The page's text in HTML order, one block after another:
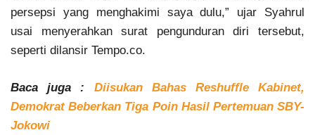
persepsi yang menghakimi saya dulu,” ujar Syahrul
usai menyerahkan surat pengunduran diri tersebut,
seperti dilansir Tempo.co.
Baca juga : Diisukan Bahas Reshuffle Kabinet,
Demokrat Beberkan Tiga Poin Hasil Pertemuan SBY-
Jokowi